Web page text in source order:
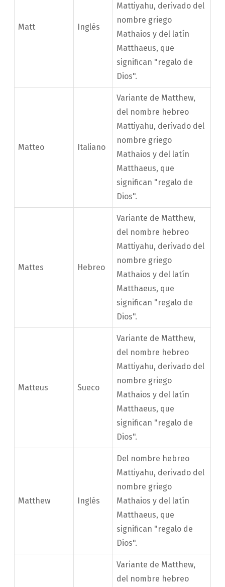
Matt Inglés
Mattiyahu, derivado del
nombre griego
Mathaios y del latín
Matthaeus, que
significan "regalo de
Dios".
Matteo Italiano
Variante de Matthew,
del nombre hebreo
Mattiyahu, derivado del
nombre griego
Mathaios y del latín
Matthaeus, que
significan "regalo de
Dios".
Mattes Hebreo
Variante de Matthew,
del nombre hebreo
Mattiyahu, derivado del
nombre griego
Mathaios y del latín
Matthaeus, que
significan "regalo de
Dios".
Matteus Sueco
Variante de Matthew,
del nombre hebreo
Mattiyahu, derivado del
nombre griego
Mathaios y del latín
Matthaeus, que
significan "regalo de
Dios".
Matthew Inglés
Del nombre hebreo
Mattiyahu, derivado del
nombre griego
Mathaios y del latín
Matthaeus, que
significan "regalo de
Dios".
Variante de Matthew,
del nombre hebreo